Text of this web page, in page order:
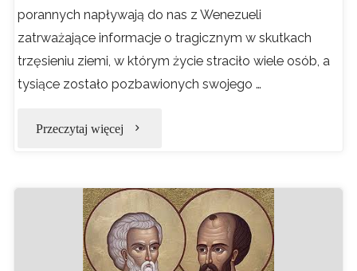
porannych napływają do nas z Wenezueli
zatrważające informacje o tragicznym w skutkach
trzęsieniu ziemi, w którym życie straciło wiele osób, a
tysiące zostało pozbawionych swojego …
Przeczytaj więcej "APEL
KONFERENCJI
EPISKOPATU